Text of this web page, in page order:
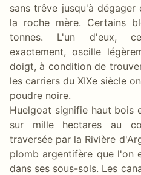
sans trêve jusqu'à dégager
la roche mère. Certains
tonnes. L'un d'eux,
exactement, oscille
doigt, à condition de
les carriers du XIXe siècle
poudre noire.
Huelgoat signifie haut bois
sur mille hectares au
traversée par la Rivière
plomb argentifère que l'on
dans ses sous-sols. Les